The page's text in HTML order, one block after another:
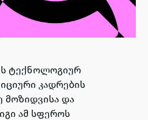
ტექნოლოგიურ
კადრების
მოზიდვისა და
ამ სფეროს